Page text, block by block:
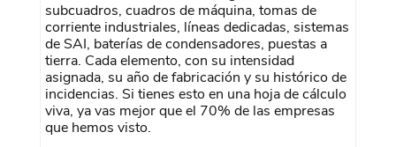
subcuadros, cuadros de máquina, tomas de
corriente industriales, líneas dedicadas, sistemas
de SAI, baterías de condensadores, puestas a
tierra. Cada elemento, con su intensidad
asignada, su año de fabricación y su histórico de
incidencias. Si tienes esto en una hoja de cálculo
viva, ya vas mejor que el 70% de las empresas
que hemos visto.